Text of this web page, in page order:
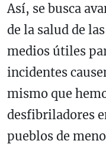
Así, se busca
de la salud de
medios útiles
incidentes
mismo que
desfibriladores
pueblos de